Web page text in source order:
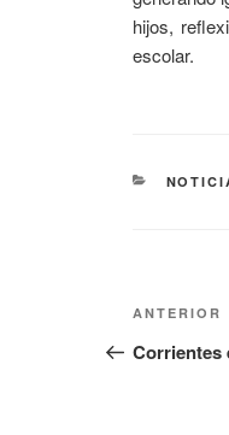
hijos,
escolar.
ANTERIOR
Corrientes